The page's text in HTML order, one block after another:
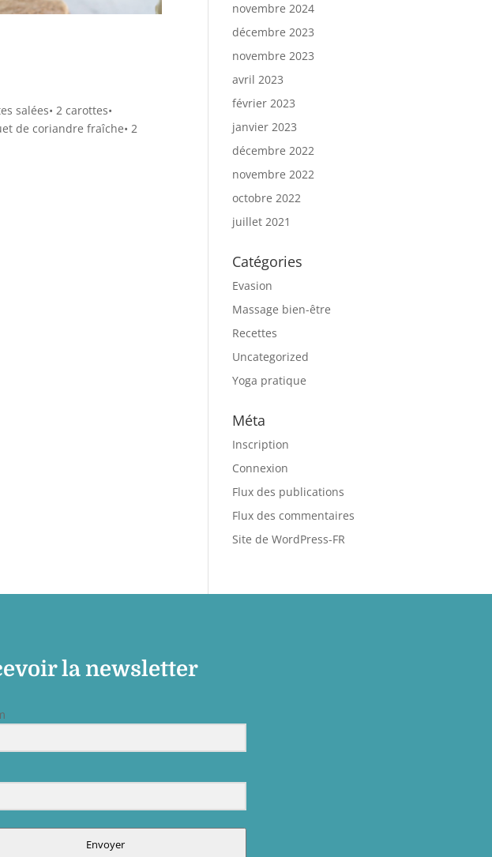
salées• 2 carottes•
de coriandre fraîche• 2
novembre 2024
décembre 2023
novembre 2023
avril 2023
février 2023
janvier 2023
décembre 2022
novembre 2022
octobre 2022
juillet 2021
Catégories
Evasion
Massage bien-être
Recettes
Uncategorized
Yoga pratique
Méta
Inscription
Connexion
Flux des publications
Flux des commentaires
Site de WordPress-FR
la newsletter
Envoyer